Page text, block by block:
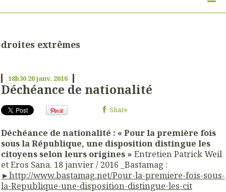
droites extrêmes
18h30 20janv. 2016
Déchéance de nationalité
Share
Déchéance de nationalité : « Pour la première fois
sous la République, une disposition distingue les
citoyens selon leurs origines » Entretien Patrick Weil
et Eros Sana. 18 janvier / 2016 _Bastamag :
►http://www.bastamag.net/Pour-la-premiere-fois-sous-
la-Republique-une-disposition-distingue-les-cit